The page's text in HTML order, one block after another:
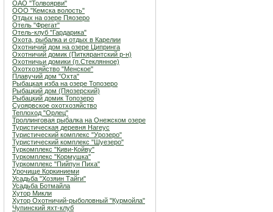
ОАО "Толвоярви"
ООО "Кемска волость"
Отдых на озере Пяозеро
Отель "Фрегат"
Отель-клуб "Гардарика"
Охота, рыбалка и отдых в Карелии
Охотничий дом на озере Ципринга
Охотничий домик (Питкярантский р-н)
Охотничьи домики (п.Стеклянное)
Охотхозяйство "Менское"
Плавучий дом "Охта"
Рыбацкая изба на озере Топозеро
Рыбацкий дом (Пяозерский)
Рыбацкий домик Топозеро
Суоярвское охотхозяйство
Теплоход "Орлец"
Троллинговая рыбалка на Онежском озере
Туристическая деревня Нагеус
Туристический комплекс "Урозеро"
Туристический комплекс "Шуезеро"
Туркомплекс "Киви-Койву"
Туркомплекс "Кормушка"
Туркомплекс "Пийпун Пиха"
Урочище Коркиниеми
Усадьба "Хозяин Тайги"
Усадьба Ботмайла
Хутор Микли
Хутор Охотничий-рыболовный "Курмойла"
Чупинский яхт-клуб